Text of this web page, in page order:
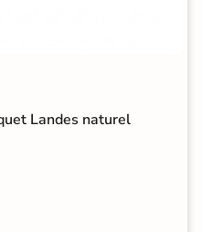
Landes naturel